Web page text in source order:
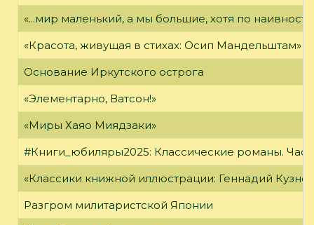
«...мир маленький, а мы большие, хотя по
«Красота, живущая в стихах: Осип Мандельштам»
Основание Иркутского острога
«Элементарно, Ватсон!»
«Миры Хаяо Миядзаки»
#Книги_юбиляры2025: Классические романы.
«Классики книжной иллюстрации: Геннадий
Разгром милитаристской Японии